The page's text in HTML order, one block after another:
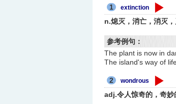
1 extinction
n.熄灭，消亡，消灭
参考例句：
The plant is now in
The island's way of
2 wondrous
adj.令人惊奇的，奇